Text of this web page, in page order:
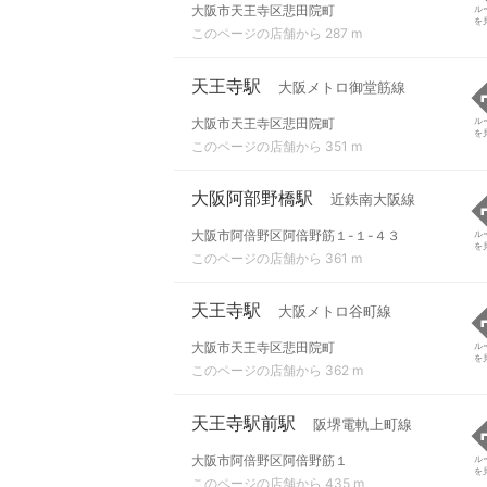
大阪市天王寺区悲田院町
このページの店舗から 287 m
ル
を
天王寺駅 大阪メトロ御堂筋線
大阪市天王寺区悲田院町
このページの店舗から 351 m
ル
を
大阪阿部野橋駅 近鉄南大阪線
大阪市阿倍野区阿倍野筋１-１-４３
このページの店舗から 361 m
ル
を
天王寺駅 大阪メトロ谷町線
大阪市天王寺区悲田院町
このページの店舗から 362 m
ル
を
天王寺駅前駅 阪堺電軌上町線
大阪市阿倍野区阿倍野筋１
このページの店舗から 435 m
ル
を